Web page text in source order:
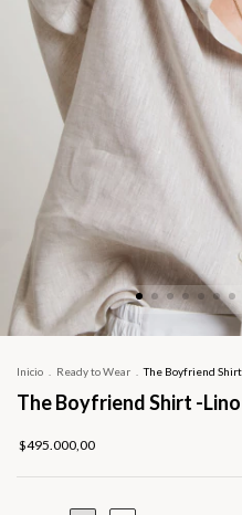
Inicio Ready to Wear The Boyfriend
The Boyfriend Shirt -
$495.000,00